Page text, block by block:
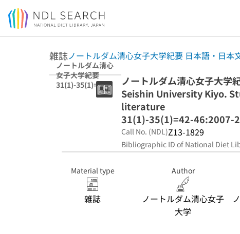
Jump to main content
雑誌ノートルダム清心女子大学紀要 日本語・日本
ノートルダム清心
女子大学紀要
31(1)-35(1)=42-
46:2007-2011 日
ノートルダム清心女子大学
Seishin University Kiyo.
literature
31(1)-35(1)=42-46:2007-
Call No. (NDL)Z13-1829
Bibliographic ID of National Diet
Material type
雑誌
Author
ノートルダム清心女子
大学